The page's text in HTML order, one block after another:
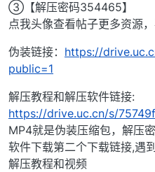
③【解压密码354465】
点我头像查看帖子更多资源
伪装链接： https://
public=1
解压教程和解压软件链接:
https://drive.uc.cn/s/
MP4就是伪装压缩包，解压
软件下载第二个下载链接,遇
解压教程和视频